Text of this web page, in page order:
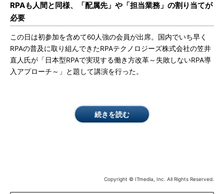
RPAも人間と同様、「配属先」や「担当業務」の割り当てが
必要
この日は初参加を含めて60人強の会員が出席。国内でいち早く
RPAの普及に取り組んできたRPAテクノロジーズ株式会社の笠井
直人氏が「日本型RPAで実現する働き方改革～失敗しないRPA導
入アプローチ～」と題して講演を行った。
続きを読む
Copyright © ITmedia, Inc. All Rights Reserved.